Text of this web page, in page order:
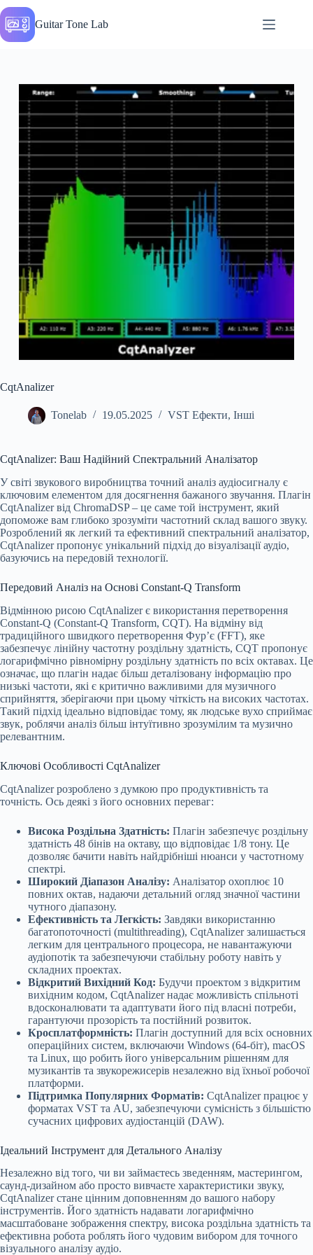
Перейти
до
вмісту
Guitar Tone Lab
CqtAnalizer
Tonelab 19.05.2025 VST Ефекти, Інші
CqtAnalizer: Ваш Надійний Спектральний Аналізатор
У світі звукового виробництва точний аналіз аудіосигналу є
ключовим елементом для досягнення бажаного звучання. Плагін
CqtAnalizer від ChromaDSP – це саме той інструмент, який
допоможе вам глибоко зрозуміти частотний склад вашого звуку.
Розроблений як легкий та ефективний спектральний аналізатор,
CqtAnalizer пропонує унікальний підхід до візуалізації аудіо,
базуючись на передовій технології.
Передовий Аналіз на Основі Constant-Q Transform
Відмінною рисою CqtAnalizer є використання перетворення
Constant-Q (Constant-Q Transform, CQT). На відміну від
традиційного швидкого перетворення Фур’є (FFT), яке
забезпечує лінійну частотну роздільну здатність, CQT пропонує
логарифмічно рівномірну роздільну здатність по всіх октавах. Це
означає, що плагін надає більш деталізовану інформацію про
низькі частоти, які є критично важливими для музичного
сприйняття, зберігаючи при цьому чіткість на високих частотах.
Такий підхід ідеально відповідає тому, як людське вухо сприймає
звук, роблячи аналіз більш інтуїтивно зрозумілим та музично
релевантним.
Ключові Особливості CqtAnalizer
CqtAnalizer розроблено з думкою про продуктивність та
точність. Ось деякі з його основних переваг:
Висока Роздільна Здатність: Плагін забезпечує роздільну
здатність 48 бінів на октаву, що відповідає 1/8 тону. Це
дозволяє бачити навіть найдрібніші нюанси у частотному
спектрі.
Широкий Діапазон Аналізу: Аналізатор охоплює 10
повних октав, надаючи детальний огляд значної частини
чутного діапазону.
Ефективність та Легкість: Завдяки використанню
багатопоточності (multithreading), CqtAnalizer залишається
легким для центрального процесора, не навантажуючи
аудіопотік та забезпечуючи стабільну роботу навіть у
складних проектах.
Відкритий Вихідний Код: Будучи проектом з відкритим
вихідним кодом, CqtAnalizer надає можливість спільноті
вдосконалювати та адаптувати його під власні потреби,
гарантуючи прозорість та постійний розвиток.
Кросплатформність: Плагін доступний для всіх основних
операційних систем, включаючи Windows (64-біт), macOS
та Linux, що робить його універсальним рішенням для
музикантів та звукорежисерів незалежно від їхньої робочої
платформи.
Підтримка Популярних Форматів: CqtAnalizer працює у
форматах VST та AU, забезпечуючи сумісність з більшістю
сучасних цифрових аудіостанцій (DAW).
Ідеальний Інструмент для Детального Аналізу
Незалежно від того, чи ви займаєтесь зведенням, мастерингом,
саунд-дизайном або просто вивчаєте характеристики звуку,
CqtAnalizer стане цінним доповненням до вашого набору
інструментів. Його здатність надавати логарифмічно
масштабоване зображення спектру, висока роздільна здатність та
ефективна робота роблять його чудовим вибором для точного
візуального аналізу аудіо.